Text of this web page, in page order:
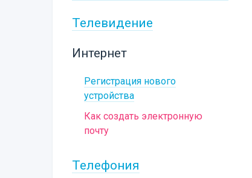
Телевидение
Интернет
Регистрация нового
устройства
Как создать электронную
почту
Телефония